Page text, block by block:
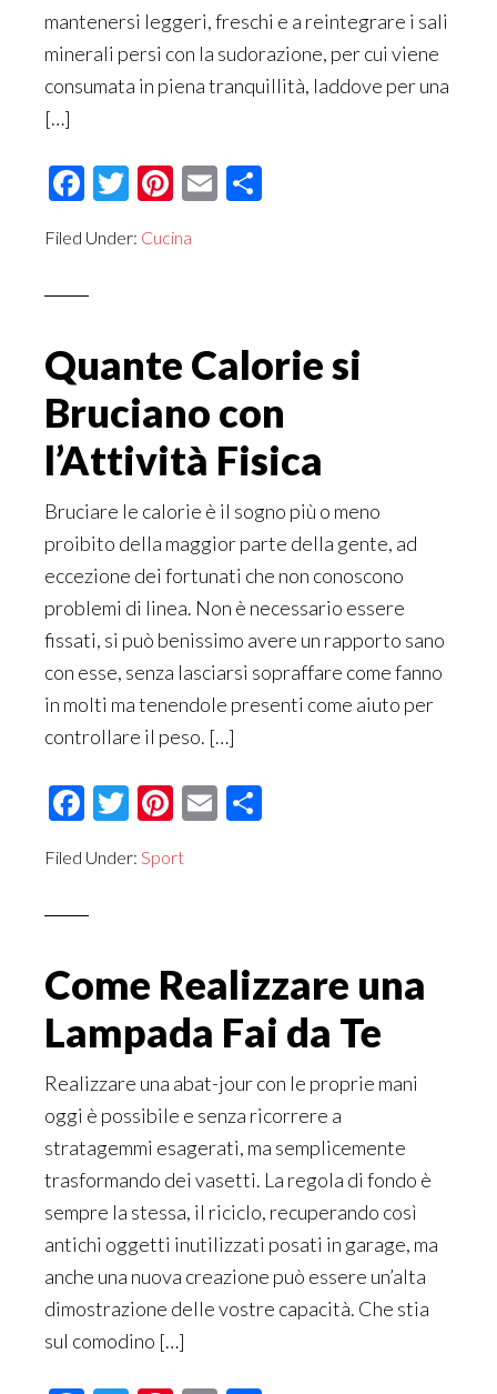
mantenersi leggeri, freschi e a reintegrare i sali
minerali persi con la sudorazione, per cui viene
consumata in piena tranquillità, laddove per una
[…]
Facebook
Twitter
Pinterest
Email
Filed Under: Cucina
Quante Calorie si
Bruciano con
l’Attività Fisica
Bruciare le calorie è il sogno più o meno
proibito della maggior parte della gente, ad
eccezione dei fortunati che non conoscono
problemi di linea. Non è necessario essere
fissati, si può benissimo avere un rapporto sano
con esse, senza lasciarsi sopraffare come fanno
in molti ma tenendole presenti come aiuto per
controllare il peso. […]
Facebook
Twitter
Pinterest
Email
Filed Under: Sport
Come Realizzare una
Lampada Fai da Te
Realizzare una abat-jour con le proprie mani
oggi è possibile e senza ricorrere a
stratagemmi esagerati, ma semplicemente
trasformando dei vasetti. La regola di fondo è
sempre la stessa, il riciclo, recuperando così
antichi oggetti inutilizzati posati in garage, ma
anche una nuova creazione può essere un’alta
dimostrazione delle vostre capacità. Che stia
sul comodino […]